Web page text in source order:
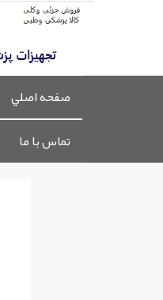
صفحه اصلي
تماس با ما